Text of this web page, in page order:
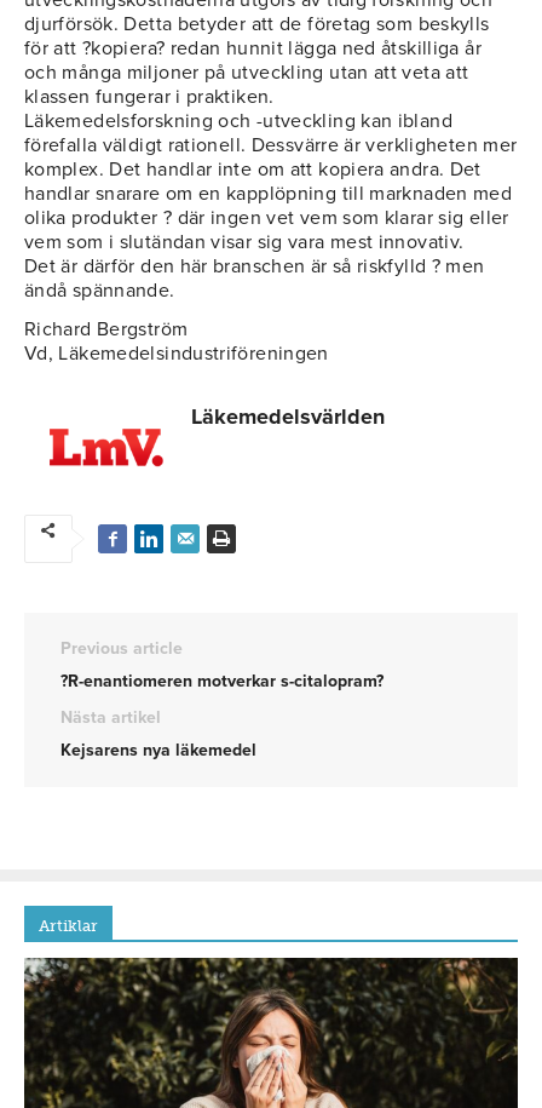
djurförsök. Detta betyder att de företag som beskylls
för att ?kopiera? redan hunnit lägga ned åtskilliga år
och många miljoner på utveckling utan att veta att
klassen fungerar i praktiken.
Läkemedelsforskning och -utveckling kan ibland
förefalla väldigt rationell. Dessvärre är verkligheten mer
komplex. Det handlar inte om att kopiera andra. Det
handlar snarare om en kapplöpning till marknaden med
olika produkter ? där ingen vet vem som klarar sig eller
vem som i slutändan visar sig vara mest innovativ.
Det är därför den här branschen är så riskfylld ? men
ändå spännande.
Richard Bergström
Vd, Läkemedelsindustriföreningen
Läkemedelsvärlden
Previous article
?R-enantiomeren motverkar s-citalopram?
Nästa artikel
Kejsarens nya läkemedel
Artiklar